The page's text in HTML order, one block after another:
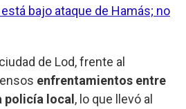
bajo ataque de Hamás; no
de Lod, frente al
enfrentamientos entre
policía local , lo que llevó al